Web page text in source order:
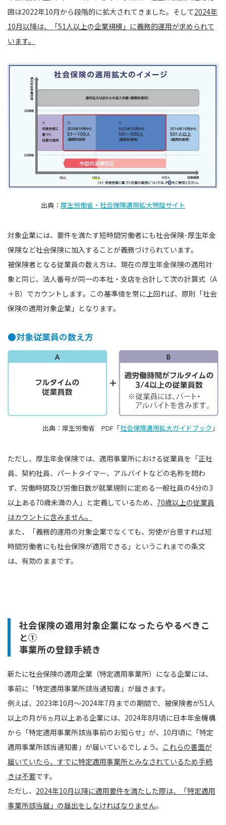
囲は2022年10月から段階的に拡大されてきました。そして2024年
10月以降は、「51人以上の企業規模」に義務的運用が求められて
います。
出典： 厚生労働省・社会保険適用拡大特設サイト
対象企業には、要件を満たす短時間労働者にも社会保険･厚生年金
保険など社会保険に加入することが義務づけられています。
被保険者となる従業員の数え方は、現在の厚生年金保険の適用対
象と同じ、法人番号が同一の本社・支店を合計して次の計算式（A
＋B）でカウントします。この基準値を常に上回れば、原則「社会
保険の適用対象企業」となります。
●対象従業員の数え方
出典：厚生労働省 PDF「社会保険適用拡大ガイドブック 」
ただし、厚生年金保険では、適用事業所における従業員を「正社
員、契約社員、パートタイマー、アルバイトなどの名称を問わ
ず、労働時間及び労働日数が就業規則に定める一般社員の4分の3
以上ある70歳未満の人」と定義しているため、 70歳以上の従業員
はカウントに含みません。
また、「義務的運用の対象企業でなくても、労使が合意すれば短
時間労働者にも社会保険が適用できる」というこれまでの条文
は、有効のままです。
社会保険の適用対象企業になったらやるべきこ
と①
事業所の登録手続き
新たに社会保険の適用企業（特定適用事業所）になる企業には、
事前に「特定適用事業所該当通知書」が届きます。
例えば、2023年10月〜2024年7月までの期間で、被保険者が51人
以上の月が6ヵ月以上ある企業には、2024年8月頃に日本年金機構
から「特定適用事業所該当事前のお知らせ」が、10月頃に「特定
適用事業所該当通知書」が届いているでしょう。 これらの書面が
届いていたら、すでに特定適用事業所とみなされているため手続
きは不要です。
ただし、 2024年10月以降に適用要件を満たした際は、「特定適用
事業所該当届」の届出をしなければなりません。